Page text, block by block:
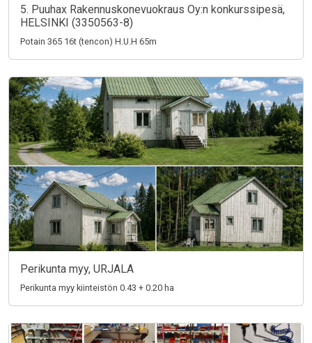
5. Puuhax Rakennuskonevuokraus Oy:n konkurssipesä,
HELSINKI (3350563-8)
Potain 365 16t (tencon) H.U.H 65m
Perikunta myy, URJALA
Perikunta myy kiinteistön 0.43 + 0.20 ha